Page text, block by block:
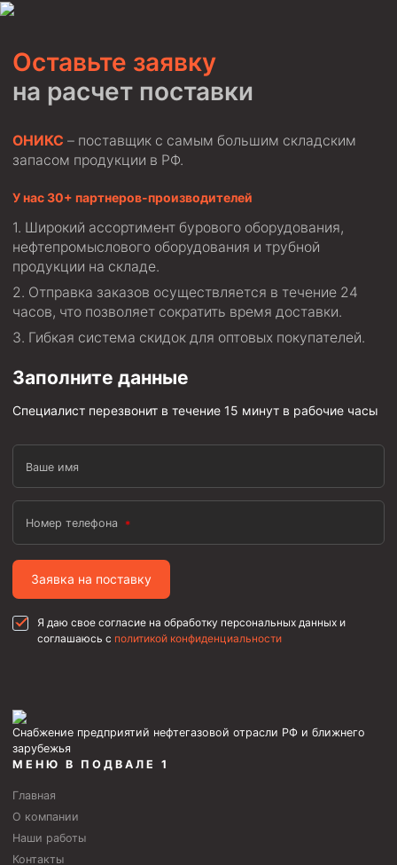
Оставьте заявку
на расчет поставки
ОНИКС – поставщик с самым большим складским
запасом продукции в РФ.
У нас 30+ партнеров-производителей
Широкий ассортимент бурового оборудования,
нефтепромыслового оборудования и трубной
продукции на складе.
Отправка заказов осуществляется в течение 24
часов, что позволяет сократить время доставки.
Гибкая система скидок для оптовых покупателей.
Заполните данные
Специалист перезвонит в течение 15 минут в рабочие часы
Ваше имя
Номер телефона
Заявка на поставку
Я даю свое согласие на обработку персональных данных и
соглашаюсь с политикой конфиденциальности
Снабжение предприятий нефтегазовой отрасли РФ и ближнего
зарубежья
МЕНЮ В ПОДВАЛЕ 1
Главная
О компании
Наши работы
Контакты